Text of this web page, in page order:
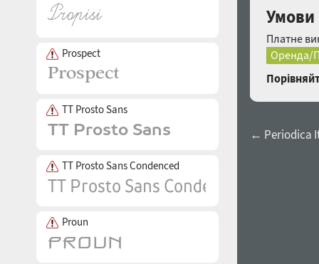
Prospect
TT Prosto Sans
TT Prosto Sans Condenced
Proun
Умови
Платне
Оренда/
← Periodica